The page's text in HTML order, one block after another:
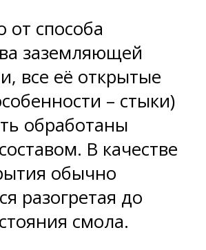
от способа
заземляющей
все её открытые
– стыки)
обработаны
В качестве
обычно
разогретая до
смола.